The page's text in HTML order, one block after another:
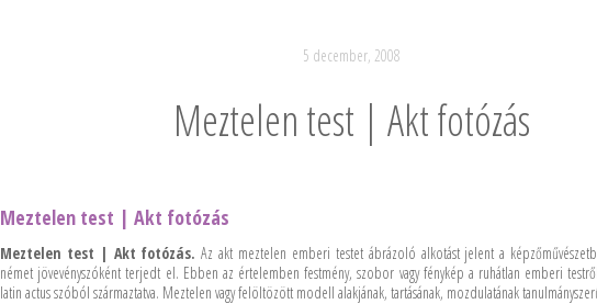
5 december, 2008
Meztelen test | Akt fotózás
Meztelen test | Akt fotózás
Meztelen test | Akt fotózás. Az akt meztelen emberi testet ábrázoló alkotást jelent a
német jövevényszóként terjedt el. Ebben az értelemben festmény, szobor vagy fénykép a ruhátlan emberi
latin actus szóból származtatva. Meztelen vagy felöltözött modell alakjának, tartásának, mozdulatának